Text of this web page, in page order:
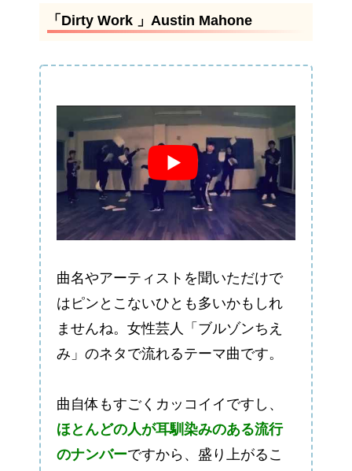
「Dirty Work 」Austin Mahone
曲名やアーティストを聞いただけで
はピンとこないひとも多いかもしれ
ませんね。女性芸人「ブルゾンちえ
み」のネタで流れるテーマ曲です。
曲自体もすごくカッコイイですし、
ほとんどの人が耳馴染みのある流行
のナンバーですから、盛り上がるこ